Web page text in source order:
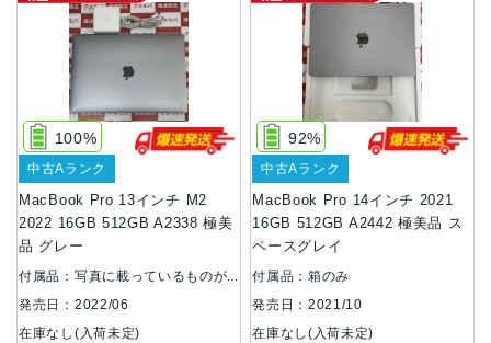
MacBook Pro 13インチ M2
2022 16GB 512GB A2338 極美
品 グレー
100%
中古Aランク
付属品：写真に載っているものが
全てです。
発売日：2022/06
在庫なし(入荷未定)
MacBook Pro 14インチ 2021
16GB 512GB A2442 極美品 ス
ペースグレイ
92%
中古Aランク
付属品：箱のみ
発売日：2021/10
在庫なし(入荷未定)